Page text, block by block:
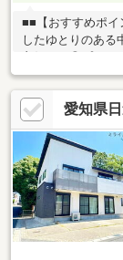
■■【おすすめポイ
したゆとりのある
良好です◎プライ
〇キッチン・洗面
です！流れるよう
できます☆■■【周
学校 徒歩約5分
ト三好井之口店
様へ】■■ご来店・
ご連絡ください♪
愛知県